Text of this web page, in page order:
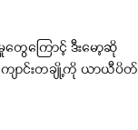
ကြောင့် ဒီးမော့ဆို
ျောင်းတချို့ကို ယာယီပိတ်